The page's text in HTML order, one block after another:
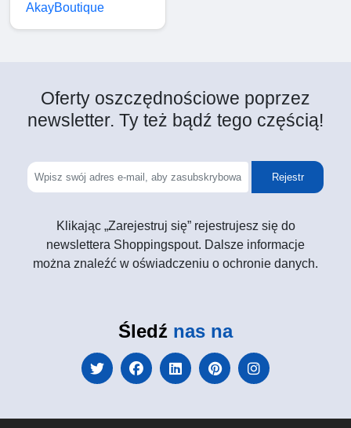
AkayBoutique
Oferty oszczędnościowe poprzez
newsletter. Ty też bądź tego częścią!
Rejestr
Klikając „Zarejestruj się” rejestrujesz się do
newslettera Shoppingspout. Dalsze informacje
można znaleźć w oświadczeniu o ochronie danych.
Śledź nas na